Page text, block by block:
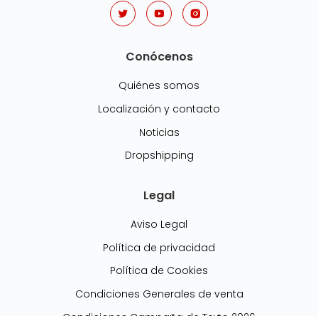
Conócenos
Quiénes somos
Localización y contacto
Noticias
Dropshipping
Legal
Aviso Legal
Política de privacidad
Política de Cookies
Condiciones Generales de venta